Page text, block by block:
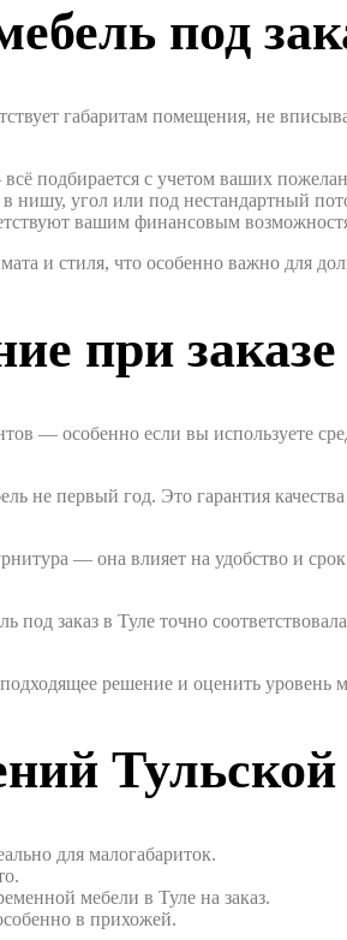
под
габаритам помещения, не
подбирается с учетом ваших
нишу, угол или под нестандартный
вашим финансовым
и стиля, что особенно важно для
при
— особенно если вы используете
не первый год. Это гарантия
— она влияет на удобство и
заказ в Туле точно
решение и оценить уровень
Тульской
для малогабариток.
мебели в Туле на заказ.
в прихожей.